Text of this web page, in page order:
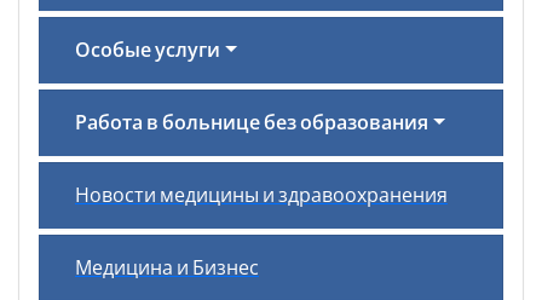
Особые услуги
Работа в больнице без образования
Новости медицины и здравоохранения
Медицина и Бизнес